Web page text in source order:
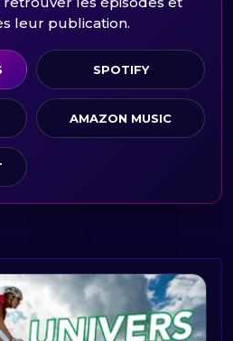
leur publication.
SPOTIFY
AMAZON MUSIC